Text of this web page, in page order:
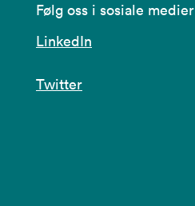
Følg oss i sosiale medier
LinkedIn
Twitter